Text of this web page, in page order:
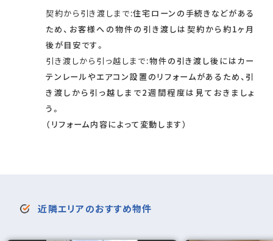
契約から引き渡しまで:住宅ローンの手続きなどがある
ため、お客様への物件の引き渡しは契約から約1ヶ月
後が目安です。
引き渡しから引っ越しまで:物件の引き渡し後にはカー
テンレールやエアコン設置のリフォームがあるため、引
き渡しから引っ越しまで2週間程度は見ておきましょ
う。
（リフォーム内容によって変動します）
近隣エリアのおすすめ物件